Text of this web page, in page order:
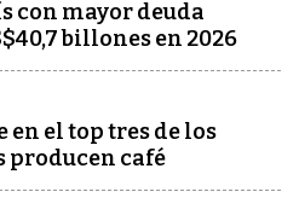
con mayor deuda
billones en 2026
en el top tres de los
producen café